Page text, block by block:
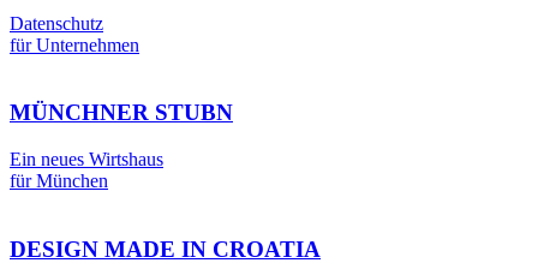
Datenschutz
für Unternehmen
MÜNCHNER STUBN
Ein neues Wirtshaus
für München
DESIGN MADE IN CROATIA